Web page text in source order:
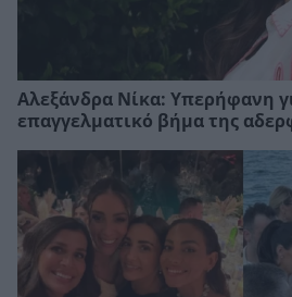
Αλεξάνδρα Νίκα: Υπερήφανη
επαγγελματικό βήμα της